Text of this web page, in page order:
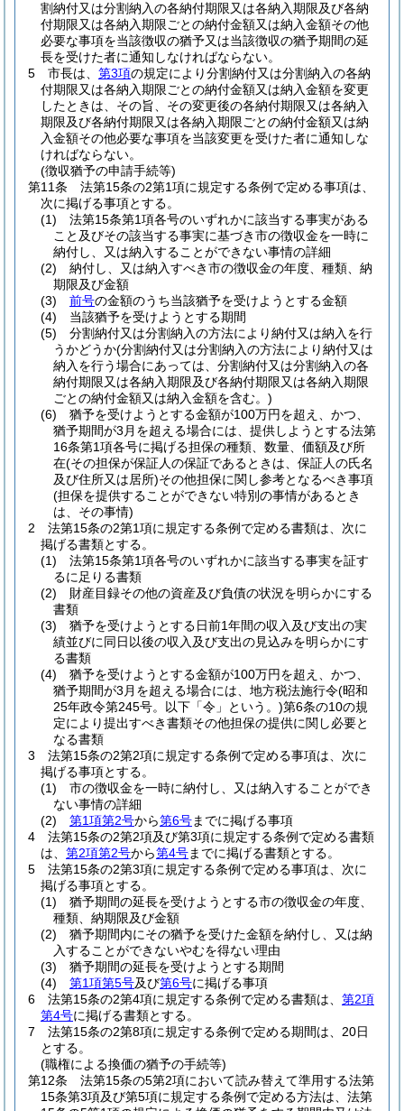
割納付又は分割納入の各納付期限又は各納入期限及び各納
付期限又は各納入期限ごとの納付金額又は納入金額その他
必要な事項を当該徴収の猶予又は当該徴収の猶予期間の延
長を受けた者に通知しなければならない。
5
市長は、 第3項の規定により分割納付又は分割納入の各納
付期限又は各納入期限ごとの納付金額又は納入金額を変更
したときは、その旨、その変更後の各納付期限又は各納入
期限及び各納付期限又は各納入期限ごとの納付金額又は納
入金額その他必要な事項を当該変更を受けた者に通知しな
ければならない。
(徴収猶予の申請手続等)
第11条
法第15条の2第1項に規定する条例で定める事項は、
次に掲げる事項とする。
(1)
法第15条第1項各号のいずれかに該当する事実がある
こと及びその該当する事実に基づき市の徴収金を一時に
納付し、又は納入することができない事情の詳細
(2)
納付し、又は納入すべき市の徴収金の年度、種類、納
期限及び金額
(3)
前号の金額のうち当該猶予を受けようとする金額
(4)
当該猶予を受けようとする期間
(5)
分割納付又は分割納入の方法により納付又は納入を行
うかどうか(分割納付又は分割納入の方法により納付又は
納入を行う場合にあっては、分割納付又は分割納入の各
納付期限又は各納入期限及び各納付期限又は各納入期限
ごとの納付金額又は納入金額を含む。)
(6)
猶予を受けようとする金額が100万円を超え、かつ、
猶予期間が3月を超える場合には、提供しようとする法第
16条第1項各号に掲げる担保の種類、数量、価額及び所
在(その担保が保証人の保証であるときは、保証人の氏名
及び住所又は居所)その他担保に関し参考となるべき事項
(担保を提供することができない特別の事情があるとき
は、その事情)
2
法第15条の2第1項に規定する条例で定める書類は、次に
掲げる書類とする。
(1)
法第15条第1項各号のいずれかに該当する事実を証す
るに足りる書類
(2)
財産目録その他の資産及び負債の状況を明らかにする
書類
(3)
猶予を受けようとする日前1年間の収入及び支出の実
績並びに同日以後の収入及び支出の見込みを明らかにす
る書類
(4)
猶予を受けようとする金額が100万円を超え、かつ、
猶予期間が3月を超える場合には、地方税法施行令(昭和
25年政令第245号。以下「令」という。)第6条の10の規
定により提出すべき書類その他担保の提供に関し必要と
なる書類
3
法第15条の2第2項に規定する条例で定める事項は、次に
掲げる事項とする。
(1)
市の徴収金を一時に納付し、又は納入することができ
ない事情の詳細
(2)
第1項第2号から第6号までに掲げる事項
4
法第15条の2第2項及び第3項に規定する条例で定める書類
は、 第2項第2号から第4号までに掲げる書類とする。
5
法第15条の2第3項に規定する条例で定める事項は、次に
掲げる事項とする。
(1)
猶予期間の延長を受けようとする市の徴収金の年度、
種類、納期限及び金額
(2)
猶予期間内にその猶予を受けた金額を納付し、又は納
入することができないやむを得ない理由
(3)
猶予期間の延長を受けようとする期間
(4)
第1項第5号及び第6号に掲げる事項
6
法第15条の2第4項に規定する条例で定める書類は、 第2項
第4号に掲げる書類とする。
7
法第15条の2第8項に規定する条例で定める期間は、20日
とする。
(職権による換価の猶予の手続等)
第12条
法第15条の5第2項において読み替えて準用する法第
15条第3項及び第5項に規定する条例で定める方法は、法第